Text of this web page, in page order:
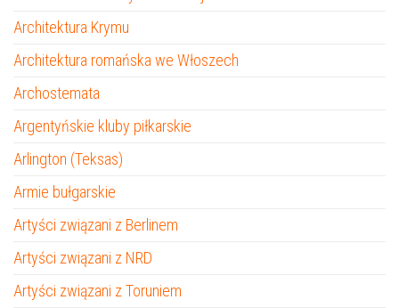
Architektura Krymu
Architektura romańska we Włoszech
Archostemata
Argentyńskie kluby piłkarskie
Arlington (Teksas)
Armie bułgarskie
Artyści związani z Berlinem
Artyści związani z NRD
Artyści związani z Toruniem